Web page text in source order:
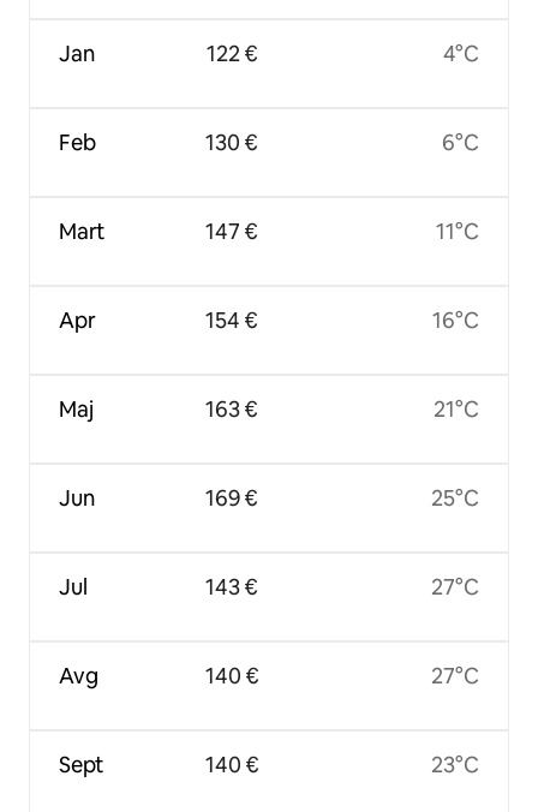
Jan
Feb
Mart
Apr
Maj
Jun
Jul
Avg
Sept
122 €
130 €
147 €
154 €
163 €
169 €
143 €
140 €
140 €
4°C
6°C
11°C
16°C
21°C
25°C
27°C
27°C
23°C